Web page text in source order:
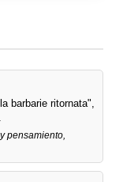
barbarie ritornata",
pensamiento,